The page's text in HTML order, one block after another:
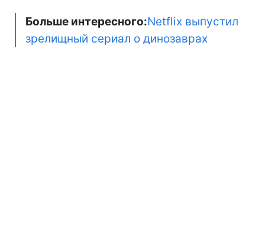
Больше интересного:Netflix выпустил
зрелищный сериал о динозаврах